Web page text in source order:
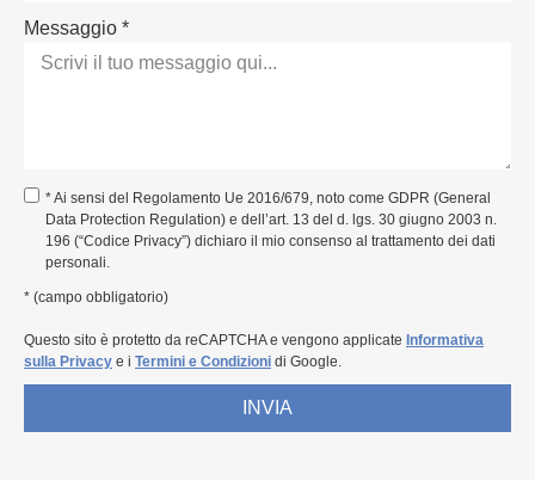
Messaggio *
* Ai sensi del Regolamento Ue 2016/679, noto come GDPR (General
Data Protection Regulation) e dell’art. 13 del d. lgs. 30 giugno 2003 n.
196 (“Codice Privacy”) dichiaro il mio consenso al trattamento dei dati
personali.
* (campo obbligatorio)
Questo sito è protetto da reCAPTCHA e vengono applicate Informativa
sulla Privacy e i Termini e Condizioni di Google.
INVIA